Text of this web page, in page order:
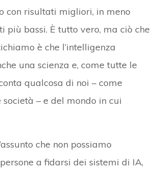
con risultati migliori, in meno
più bassi. È tutto vero, ma ciò che
è che l’intelligenza
una scienza e, come tutte le
qualcosa di noi – come
– e del mondo in cui
che non possiamo
a fidarsi dei sistemi di IA,